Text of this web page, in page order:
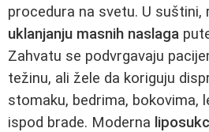
procedura na svetu. U suštini,
uklanjanju masnih naslaga
Zahvatu se podvrgavaju
težinu, ali žele da koriguju
stomaku, bedrima, bokovima,
ispod brade. Moderna